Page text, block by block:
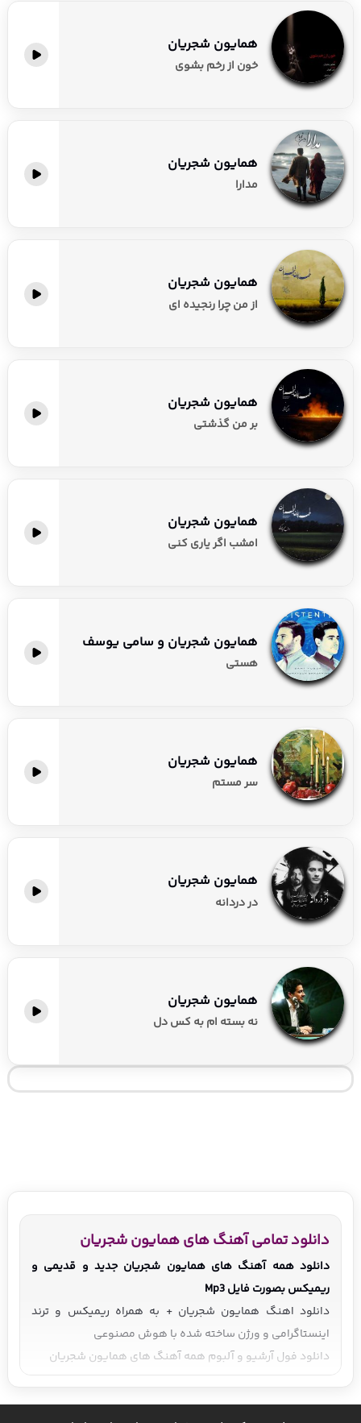
همایون شجریان
خون از رخم بشوی
همایون شجریان
مدارا
همایون شجریان
از من چرا رنجیده ای
همایون شجریان
بر من گذشتی
همایون شجریان
امشب اگر یاری کنی
همایون شجریان و سامی یوسف
هستی
همایون شجریان
سر مستم
همایون شجریان
در دردانه
همایون شجریان
نه بسته ام به کس دل
دانلود تمامی آهنگ های همایون شجریان
دانلود همه آهنگ های همایون شجریان جدید و قدیمی و
ریمیکس بصورت فایل Mp3
دانلود اهنگ همایون شجریان + به همراه ریمیکس و ترند
اینستاگرامی و ورژن ساخته شده با هوش مصنوعی
دانلود فول آرشیو و آلبوم همه آهنگ های همایون شجریان